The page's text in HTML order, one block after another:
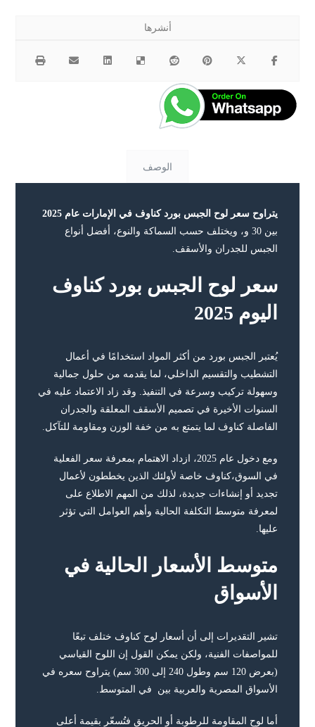
الوصف
يتراوح سعر لوح الجبس بورد كناوف في الإمارات عام 2025
بين 30 و، ويختلف حسب السماكة والنوع، أفضل أنواع
الجبس للجدران والأسقف.
سعر لوح الجبس بورد كناوف
اليوم 2025
يُعتبر الجبس بورد من أكثر المواد استخدامًا في أعمال
التشطيب والتقسيم الداخلي، لما يقدمه من حلول جمالية
وسهولة تركيب وسرعة في التنفيذ. وقد زاد الاعتماد عليه في
السنوات الأخيرة في تصميم الأسقف المعلقة والجدران
الفاصلة كناوف لما يتمتع به من خفة الوزن ومقاومة للتآكل.
ومع دخول عام 2025، ازداد الاهتمام بمعرفة سعر الفعلية
في السوق،كناوف خاصة لأولئك الذين يخططون لأعمال
تجديد أو إنشاءات جديدة، لذلك من المهم الاطلاع على
لمعرفة متوسط التكلفة الحالية وأهم العوامل التي تؤثر
عليها.
متوسط الأسعار الحالية في
الأسواق
تشير التقديرات إلى أن أسعار لوح كناوف ختلف تبعًا
للمواصفات الفنية، ولكن يمكن القول إن اللوح القياسي
(بعرض 120 سم وطول 240 إلى 300 سم) يتراوح سعره في
الأسواق المصرية والعربية بين في المتوسط.
أما لوح المقاومة للرطوبة أو الحريق فتُسعّر بقيمة أعلى